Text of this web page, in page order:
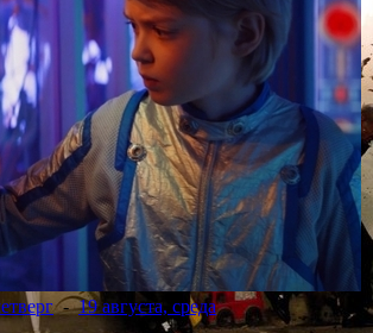
-19 августа, среда